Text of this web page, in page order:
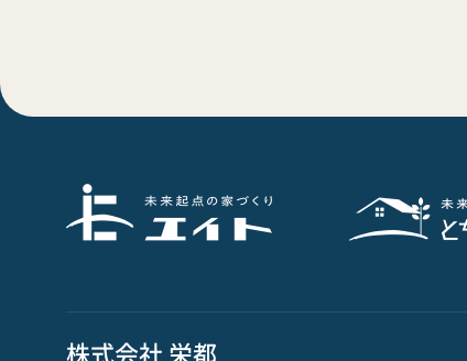
株式会社 栄都